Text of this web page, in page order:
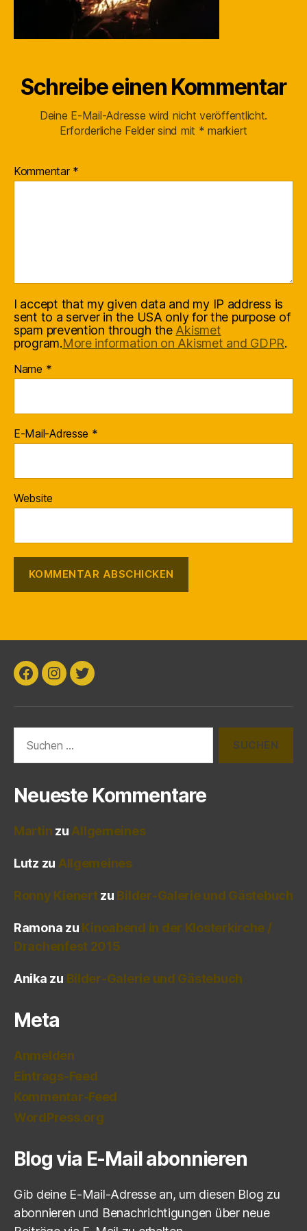
Schreibe einen Kommentar
Deine E-Mail-Adresse wird nicht veröffentlicht.
Erforderliche Felder sind mit * markiert
Kommentar *
I accept that my given data and my IP address is
sent to a server in the USA only for the purpose of
spam prevention through the Akismet
program.More information on Akismet and GDPR.
Name *
E-Mail-Adresse *
Website
Facebook
Instagram
Twitter
nach:
Neueste Kommentare
Martin zu Allgemeines
Lutz zu Allgemeines
Ronny Kienertzu Bilder-Galerie und Gästebuch
Ramona zu Kinoabend in der Klosterkirche /
Drachenfest 2015
Anika zu Bilder-Galerie und Gästebuch
Meta
Anmelden
Eintrags-Feed
Kommentar-Feed
WordPress.org
Blog via E-Mail abonnieren
Gib deine E-Mail-Adresse an, um diesen Blog zu
abonnieren und Benachrichtigungen über neue